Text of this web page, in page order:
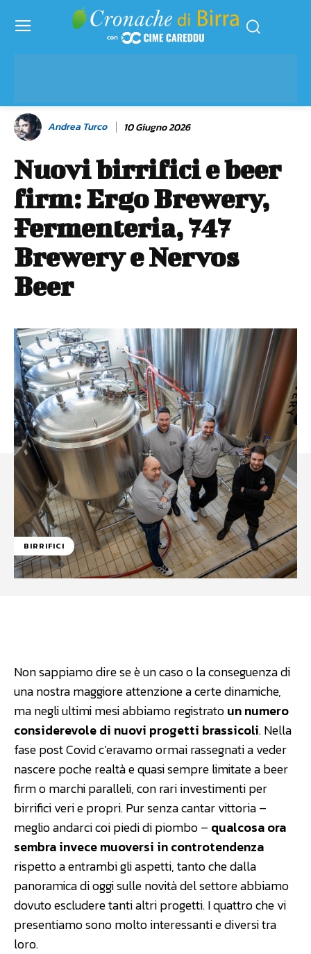
Andrea Turco 10 Giugno 2026
Nuovi birrifici e beer
firm: Ergo Brewery,
Fermenteria, 747
Brewery e Nervos
Beer
BIRRIFICI
Non sappiamo dire se è un caso o la conseguenza di
una nostra maggiore attenzione a certe dinamiche,
ma negli ultimi mesi abbiamo registratoun numero
considerevole di nuovi progetti brassicoli. Nella
fase post Covid c’eravamo ormai rassegnati a veder
nascere poche realtà e quasi sempre limitate a beer
firm o marchi paralleli, con rari investimenti per
birrifici veri e propri. Pur senza cantar vittoria –
meglio andarci coi piedi di piombo – qualcosa ora
sembra invece muoversi in controtendenza
rispetto a entrambi gli aspetti, tanto che dalla
panoramica di oggi sulle novità del settore abbiamo
dovuto escludere tanti altri progetti. I quattro che vi
presentiamo sono molto interessanti e diversi tra
loro.